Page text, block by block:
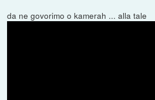
da ne govorimo o kamerah ... alla tale